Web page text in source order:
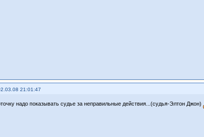
21:01:47
надо показывать судье за неправильные действия...(судья-Элтон Джон)